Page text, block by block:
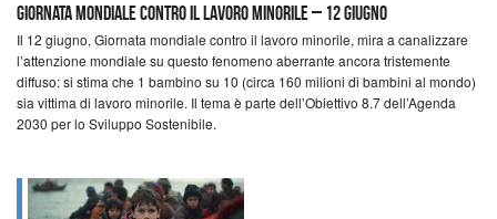
Giornata mondiale contro il lavoro minorile – 12 giugno
Il 12 giugno, Giornata mondiale contro il lavoro minorile, mira a canalizzare
l’attenzione mondiale su questo fenomeno aberrante ancora tristemente
diffuso: si stima che 1 bambino su 10 (circa 160 milioni di bambini al mondo)
sia vittima di lavoro minorile. Il tema è parte dell’Obiettivo 8.7 dell’Agenda
2030 per lo Sviluppo Sostenibile.